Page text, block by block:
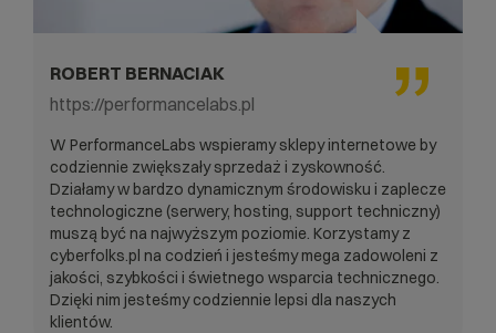
ROBERT BERNACIAK
https://performancelabs.pl
W PerformanceLabs wspieramy sklepy internetowe by
codziennie zwiększały sprzedaż i zyskowność.
Działamy w bardzo dynamicznym środowisku i zaplecze
technologiczne (serwery, hosting, support techniczny)
muszą być na najwyższym poziomie. Korzystamy z
cyberfolks.pl na codzień i jesteśmy mega zadowoleni z
jakości, szybkości i świetnego wsparcia technicznego.
Dzięki nim jesteśmy codziennie lepsi dla naszych
klientów.